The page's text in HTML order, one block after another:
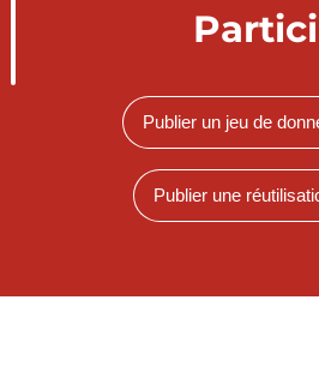
Publier un jeu de
Publier une